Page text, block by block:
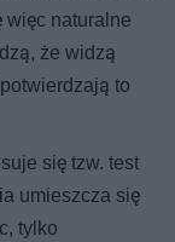
więc naturalne
że widzą
to
się tzw. test
umieszcza się
tylko